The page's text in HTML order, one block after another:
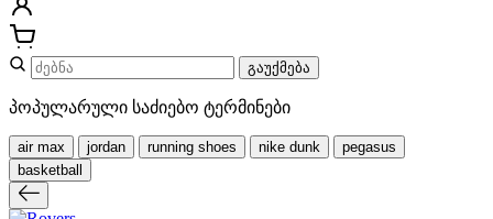
გაუქმება
პოპულარული საძიებო ტერმინები
air max jordan running shoes nike dunk
pegasus
basketball